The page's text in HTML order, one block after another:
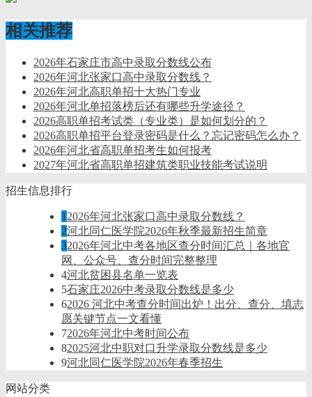
相关推荐
2026年石家庄市高中录取分数线公布
2026年河北张家口高中录取分数线？
2026年河北高职单招十大热门专业
2026年河北单招落榜后还有哪些升学途径？
2026高职单招考试类（专业类）是如何划分的？
2026高职单招平台登录密码是什么？忘记密码怎么办？
2026年河北省高职单招考生如何报考
2027年河北省高职单招建筑类职业技能考试说明
招生信息排行
1 2026年河北张家口高中录取分数线？
2河北同仁医学院2026年秋季最新招生简章
32026年河北中考各地区查分时间汇总｜各地官
网、公众号、查分时间完整整理
4河北贫困县名单一览表
5石家庄2026中考录取分数线是多少
62026 河北中考查分时间出炉！出分、查分、填志
愿关键节点一文看懂
72026年河北中考时间公布
82025河北中职对口升学录取分数线是多少
9河北同仁医学院2026年春季招生
网站分类